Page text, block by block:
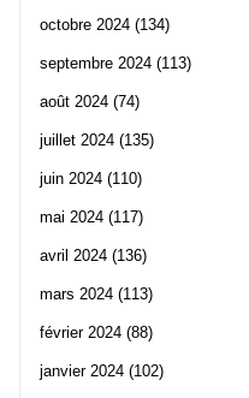
octobre 2024 (134)
septembre 2024 (113)
août 2024 (74)
juillet 2024 (135)
juin 2024 (110)
mai 2024 (117)
avril 2024 (136)
mars 2024 (113)
février 2024 (88)
janvier 2024 (102)